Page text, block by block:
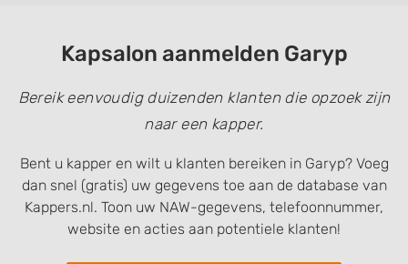
Kapsalon aanmelden Garyp
Bereik eenvoudig duizenden klanten die opzoek zijn
naar een kapper.
Bent u kapper en wilt u klanten bereiken in Garyp? Voeg
dan snel (gratis) uw gegevens toe aan de database van
Kappers.nl. Toon uw NAW-gegevens, telefoonnummer,
website en acties aan potentiele klanten!